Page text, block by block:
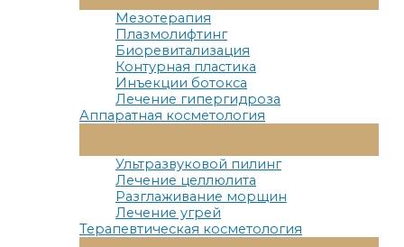
Меню
Мезотерапия
Плазмолифтинг
Биоревитализация
Контурная пластика
Инъекции ботокса
Лечение гипергидроза
Аппаратная косметология
Меню
Ультразвуковой пилинг
Лечение целлюлита
Разглаживание морщин
Лечение угрей
Терапевтическая косметология